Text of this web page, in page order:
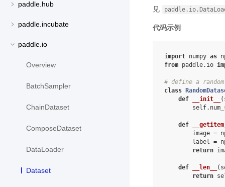
paddle.hub
paddle.incubate
paddle.io
Overview
BatchSampler
ChainDataset
ComposeDataset
DataLoader
Dataset
见
代码示例
import numpy as
from paddle.io
# define a
class
def
__init__ (
self.
def
image =
label =
return
def __len__ (
return